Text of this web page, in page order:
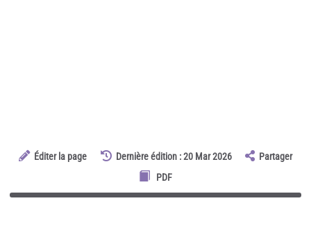
Éditer la page Dernière édition : 20 Mar 2026
Partager
PDF